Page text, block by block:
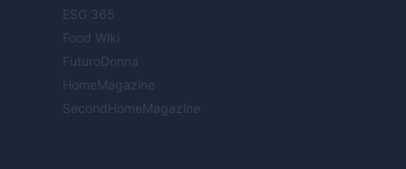
ESG 365
Food Wiki
FuturoDonna
HomeMagazine
SecondHomeMagazine